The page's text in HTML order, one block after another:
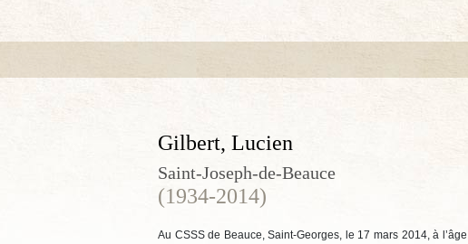
Gilbert, Lucien
Saint-Joseph-de-Beauce
(1934-2014)
Au CSSS de Beauce, Saint-Georges, le 17 mars 2014, à